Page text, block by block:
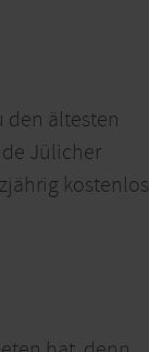
den ältesten
Jülicher
kostenlos